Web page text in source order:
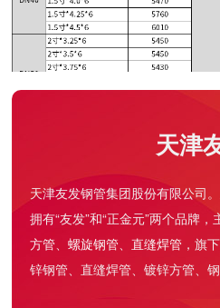
天津
天津友发钢管集团股份有限公司
拥有“友发”和“正金元”两个品牌，
方管 、螺旋钢管 、直缝焊管 ，旗
锌钢管、直缝焊管、镀锌方管、